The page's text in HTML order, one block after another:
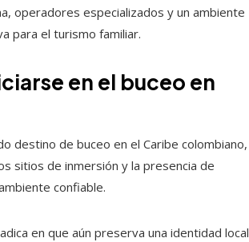
operadores especializados y un ambiente
para el turismo familiar.
en el buceo en
destino de buceo en el Caribe colombiano,
sitios de inmersión y la presencia de
confiable.
en que aún preserva una identidad local